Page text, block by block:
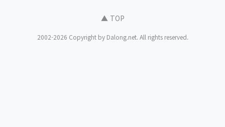
▲ TOP
2002-2026 Copyright by Dalong.net. All rights reserved.